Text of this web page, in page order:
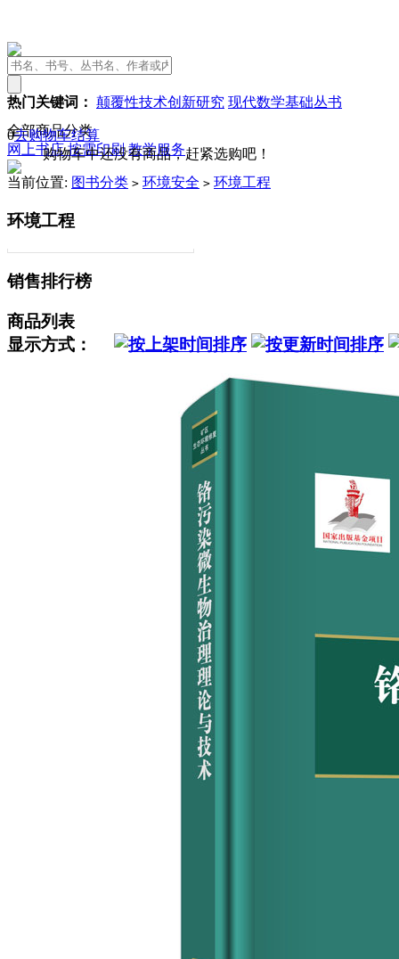
热门关键词： 颠覆性技术创新研究 现代数学基础丛书
0去购物车结算
购物车中还没有商品，赶紧选购吧！
全部商品分类
网上书店按需印刷 教学服务
当前位置: 图书分类 > 环境安全 > 环境工程
环境工程
销售排行榜
商品列表
显示方式：